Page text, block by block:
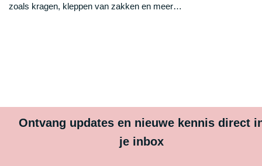
zoals kragen, kleppen van zakken en meer…
Ontvang updates en nieuwe kennis direct
je inbox